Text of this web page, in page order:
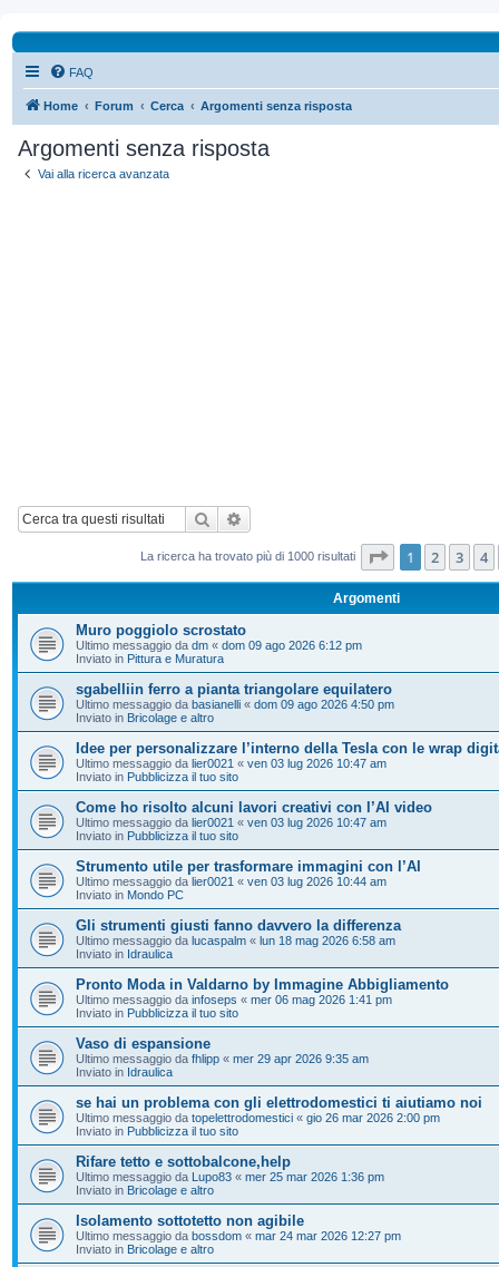
FAQ
Home Forum Cerca Argomenti senza risposta
Argomenti senza risposta
Vai alla ricerca avanzata
Cerca
La ricerca ha trovato più di 1000 risultati Pagina di 20
1 2 3 4
Argomenti
Muro poggiolo scrostato
Ultimo messaggio da dm « dom 09 ago 2026 6:12 pm
Inviato in Pittura e Muratura
sgabelliin ferro a pianta triangolare equilatero
Ultimo messaggio da basianelli « dom 09 ago 2026 4:50 pm
Inviato in Bricolage e altro
Idee per personalizzare l’interno della Tesla con le wrap
Ultimo messaggio da lier0021 « ven 03 lug 2026 10:47 am
Inviato in Pubblicizza il tuo sito
Come ho risolto alcuni lavori creativi con l’AI video
Ultimo messaggio da lier0021 « ven 03 lug 2026 10:47 am
Inviato in Pubblicizza il tuo sito
Strumento utile per trasformare immagini con l’AI
Ultimo messaggio da lier0021 « ven 03 lug 2026 10:44 am
Inviato in Mondo PC
Gli strumenti giusti fanno davvero la differenza
Ultimo messaggio da lucaspalm « lun 18 mag 2026 6:58 am
Inviato in Idraulica
Pronto Moda in Valdarno by Immagine Abbigliamento
Ultimo messaggio da infoseps « mer 06 mag 2026 1:41 pm
Inviato in Pubblicizza il tuo sito
Vaso di espansione
Ultimo messaggio da fhlipp « mer 29 apr 2026 9:35 am
Inviato in Idraulica
se hai un problema con gli elettrodomestici ti aiutiamo noi
Ultimo messaggio da topelettrodomestici « gio 26 mar 2026 2:00 pm
Inviato in Pubblicizza il tuo sito
Rifare tetto e sottobalcone,help
Ultimo messaggio da Lupo83 « mer 25 mar 2026 1:36 pm
Inviato in Bricolage e altro
Isolamento sottotetto non agibile
Ultimo messaggio da bossdom « mar 24 mar 2026 12:27 pm
Inviato in Bricolage e altro